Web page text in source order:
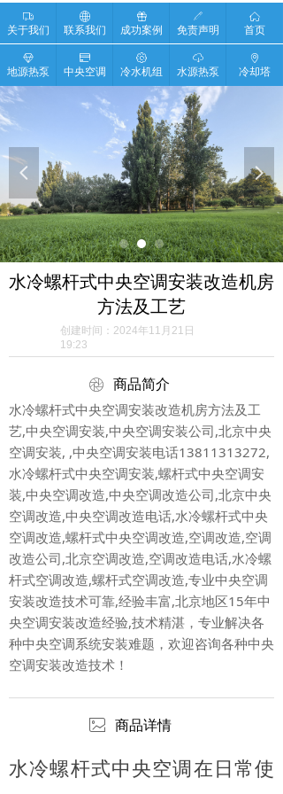
넳 넲
ꄉ
关于我们
ꄓ
联系我们
ꁠ
成功案例
ꁤ
免责声明
ꀇ
首页
ꁐ
地源热泵
ꀔ
中央空调
ꂉ
冷水机组
ꄆ
水源热泵
ꄹ
冷却塔
水冷螺杆式中央空调安装改造机房
方法及工艺
商品简介
创建时间： 2024年11月21日
19:23
水冷螺杆式中央空调安装改造机房方法及工
艺,中央空调安装,中央空调安装公司,北京中央
空调安装, ,中央空调安装电话13811313272,
水冷螺杆式中央空调安装,螺杆式中央空调安
装,中央空调改造,中央空调改造公司,北京中央
空调改造,中央空调改造电话,水冷螺杆式中央
空调改造,螺杆式中央空调改造,空调改造,空调
改造公司,北京空调改造,空调改造电话,水冷螺
杆式空调改造,螺杆式空调改造,专业中央空调
安装改造技术可靠,经验丰富,北京地区15年中
央空调安装改造经验,技术精湛，专业解决各
种中央空调系统安装难题，欢迎咨询各种中央
空调安装改造技术！
商品详情
水冷螺杆式中央空调在日常使
ꁵ
ꂈ